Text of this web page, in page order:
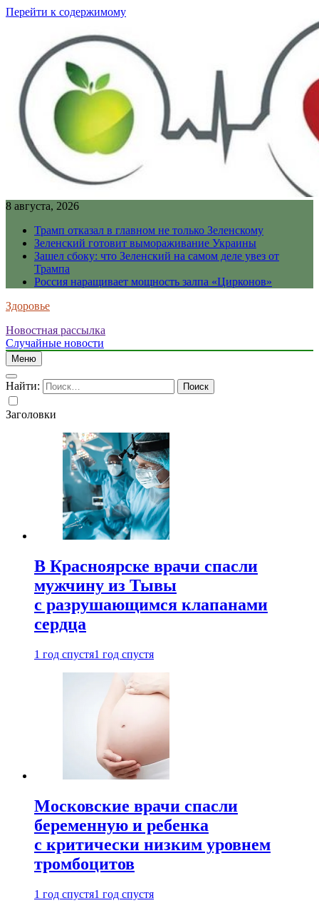
Перейти к содержимому
8 августа, 2026
Трамп отказал в главном не только Зеленскому
Зеленский готовит вымораживание Украины
Зашел сбоку: что Зеленский на самом деле увез от
Трампа
Россия наращивает мощность залпа «Цирконов»
Здоровье
Новостная рассылка
Случайные новости
Меню
Найти:
Заголовки
В Красноярске врачи спасли
мужчину из Тывы
с разрушающимся клапанами
сердца
1 год спустя1 год спустя
Московские врачи спасли
беременную и ребенка
с критически низким уровнем
тромбоцитов
1 год спустя1 год спустя